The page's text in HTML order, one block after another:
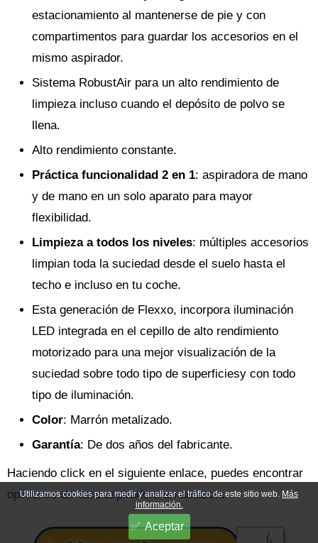
estacionamiento al mantenerse de pie y con
compartimentos para guardar los accesorios en el
mismo aspirador.
Sistema RobustAir para un alto rendimiento de
limpieza incluso cuando el depósito de polvo se
llena.
Alto rendimiento constante.
Práctica funcionalidad 2 en 1: aspiradora de mano
y de mano en un solo aparato para mayor
flexibilidad.
Limpieza a todos los niveles: múltiples accesorios
limpian toda la suciedad desde el suelo hasta el
techo e incluso en tu coche.
Esta generación de Flexxo, incorpora iluminación
LED integrada en el cepillo de alto rendimiento
motorizado para una mejor visualización de la
suciedad sobre todo tipo de superficiesy con todo
tipo de iluminación.
Color: Marrón metalizado.
Garantía: De dos años del fabricante.
Haciendo click en el siguiente enlace, puedes encontrar
opiniones de esta aspiradora en amazon.
Utilizamos cookies para medir y analizar el tráfico de este sitio web. Más
información.
Aceptar